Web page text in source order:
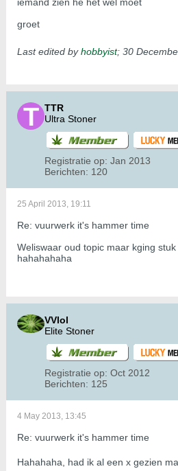
groet
Last edited byhobbyist; 30
TTR
Ultra Stoner
Registratie op: Jan 2013
Berichten: 120
25 April 2013, 19:11
Re: vuurwerk it's hammer time
Weliswaar oud topic maar kging
hahahahaha
VVlol
Elite Stoner
Registratie op: Oct 2012
Berichten: 125
4 May 2013, 13:45
Re: vuurwerk it's hammer time
Hahahaha, had ik al een x gezien